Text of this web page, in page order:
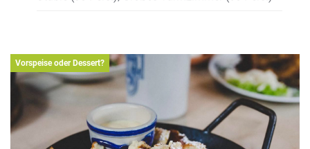
Vorspeise oder Dessert?